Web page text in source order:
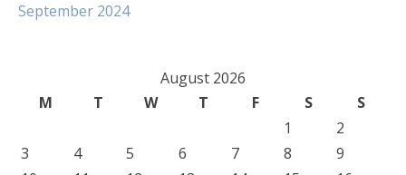
September 2024
August 2026
M
T W T F S
S
1
2
3
4 5 6 7 8
9